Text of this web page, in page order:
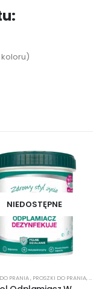
NIEDOSTĘPNE
PRANIA, PROSZKI DO PRANIA,ŻELE